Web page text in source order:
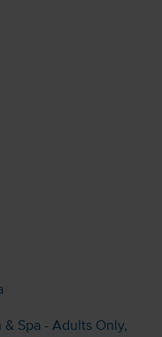
Spa - Adults Only,